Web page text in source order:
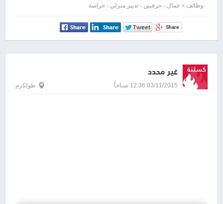
وظائف » عمال - حرفيين - تدبير منزلي - حراسة
غير محدد
03/11/2015 12:36 صباحاً طولكرم